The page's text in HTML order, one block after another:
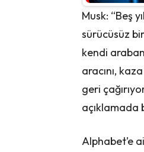
Musk: “Beş
sürücüsüz
kendi
aracını,
geri
açıklamada
Alphabet’e